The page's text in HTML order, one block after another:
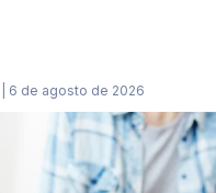
6 de agosto de 2026